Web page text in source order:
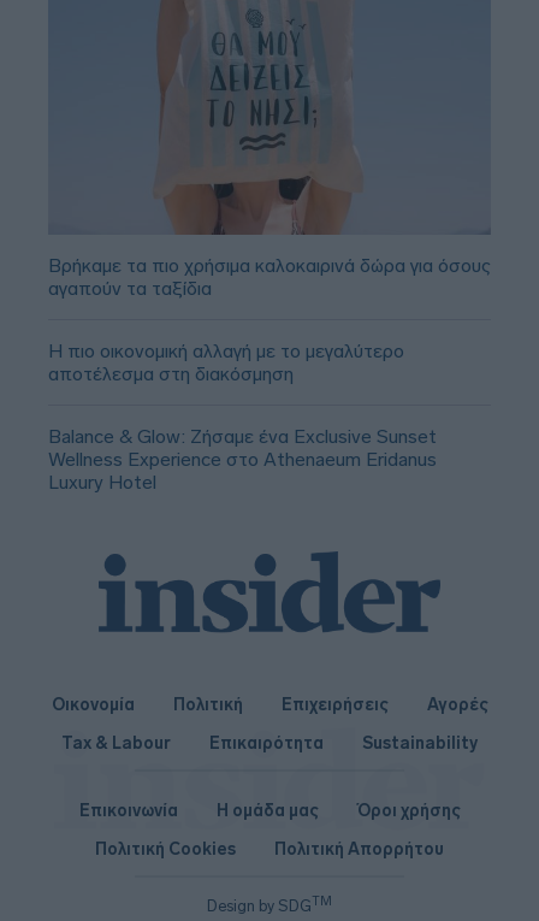
Βρήκαμε τα πιο χρήσιμα καλοκαιρινά δώρα για όσους
αγαπούν τα ταξίδια
Η πιο οικονομική αλλαγή με το μεγαλύτερο
αποτέλεσμα στη διακόσμηση
Balance & Glow: Ζήσαμε ένα Exclusive Sunset
Wellness Experience στο Athenaeum Eridanus
Luxury Hotel
Οικονομία Πολιτική Επιχειρήσεις
Αγορές
Tax & Labour
Επικαιρότητα Sustainability
Design by SDGTM
Επικοινωνία Η ομάδα μας
Όροι χρήσης
Πολιτική Cookies
Πολιτική Απορρήτου